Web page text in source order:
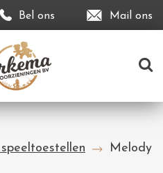
Bel ons Mail ons
Melody